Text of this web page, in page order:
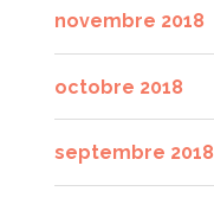
novembre 2018
octobre 2018
septembre 2018